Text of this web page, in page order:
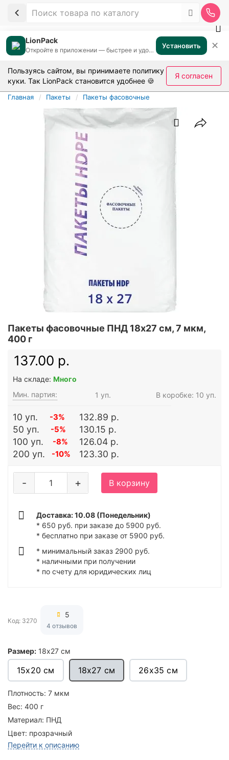
LionPack
Откройте в приложении — быстрее и удобнее Установить ✕
Пользуясь сайтом, вы принимаете политику
куки. Так LionPack становится удобнее 🍪
Я согласен
Главная Пакеты Пакеты фасовочные
Пакеты фасовочные ПНД 18х27 см, 7 мкм,
400 г
Размер: 18x27 см
15х20 см 18x27 см 26х35 см
Плотность: 7 мкм
Вес: 400 г
Материал: ПНД
Цвет: прозрачный
Перейти к описанию
137.00 р.
На складе: Много
Мин. партия:
1 уп. В коробке: 10 уп.
10 уп. -3%
132.89 р.
50 уп.
-5%
130.15 р.
100 уп.
-8%
126.04 р.
200 уп.
-10% 123.30 р.
+
- В корзину
Доставка: 10.08 (Понедельник)
* 650 руб. при заказе до 5900 руб.
* бесплатно при заказе от 5900 руб.
* минимальный заказ 2900 руб.
* наличными при получении
* по счету для юридических лиц
Код: 3270
5
4 отзывов